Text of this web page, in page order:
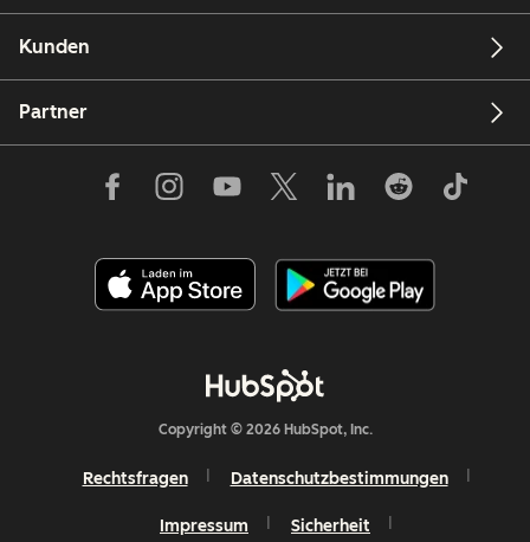
Kunden
Partner
Copyright © 2026 HubSpot, Inc.
Rechtsfragen Datenschutzbestimmungen
Impressum Sicherheit